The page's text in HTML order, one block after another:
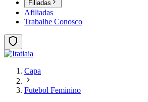
Filiadas
Afiliadas
Trabalhe Conosco
Capa
Futebol Feminino